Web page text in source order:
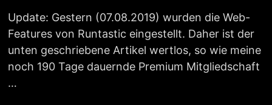
Update: Gestern (07.08.2019) wurden die Web-
Features von Runtastic eingestellt. Daher ist der
unten geschriebene Artikel wertlos, so wie meine
noch 190 Tage dauernde Premium Mitgliedschaft
…